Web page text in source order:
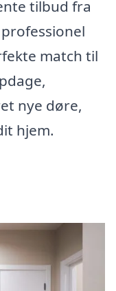
tilbud fra
match til
nye døre,
hjem.